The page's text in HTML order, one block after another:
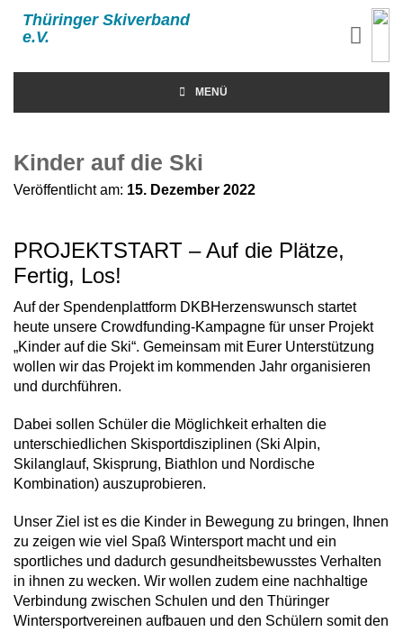
Thüringer Skiverband
e.V.
MENÜ
Kinder auf die Ski
Veröffentlicht am: 15. Dezember 2022
PROJEKTSTART – Auf die Plätze,
Fertig, Los!
Auf der Spendenplattform DKBHerzenswunsch startet
heute unsere Crowdfunding-Kampagne für unser Projekt
„Kinder auf die Ski“. Gemeinsam mit Eurer Unterstützung
wollen wir das Projekt im kommenden Jahr organisieren
und durchführen.
Dabei sollen Schüler die Möglichkeit erhalten die
unterschiedlichen Skisportdisziplinen (Ski Alpin,
Skilanglauf, Skisprung, Biathlon und Nordische
Kombination) auszuprobieren.
Unser Ziel ist es die Kinder in Bewegung zu bringen, Ihnen
zu zeigen wie viel Spaß Wintersport macht und ein
sportliches und dadurch gesundheitsbewusstes Verhalten
in ihnen zu wecken. Wir wollen zudem eine nachhaltige
Verbindung zwischen Schulen und den Thüringer
Wintersportvereinen aufbauen und den Schülern somit den